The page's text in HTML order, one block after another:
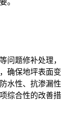
问题修补处理，
确保地坪表面变
水性、抗渗漏性
综合性的改善措